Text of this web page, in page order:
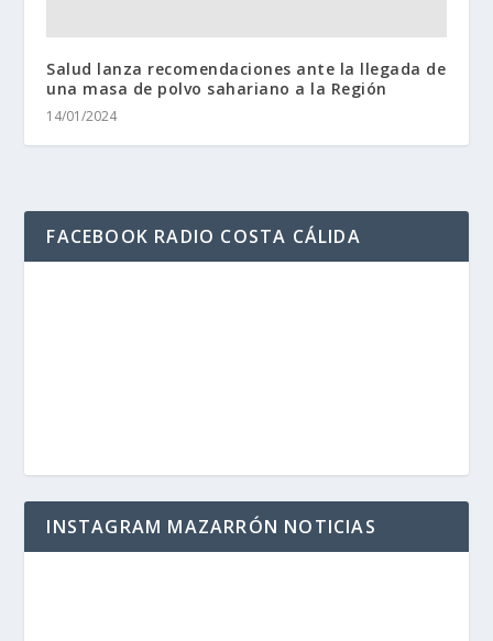
Salud lanza recomendaciones ante la llegada de
una masa de polvo sahariano a la Región
14/01/2024
FACEBOOK RADIO COSTA CÁLIDA
INSTAGRAM MAZARRÓN NOTICIAS